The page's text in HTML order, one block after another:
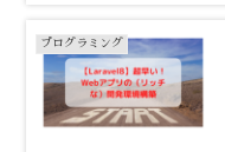
プログラミング